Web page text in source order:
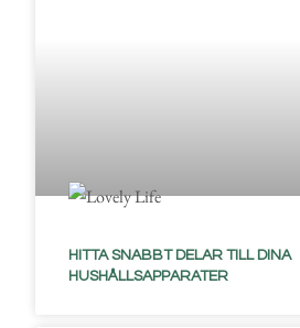
HITTA SNABBT DELAR TILL DINA
HUSHÅLLSAPPARATER